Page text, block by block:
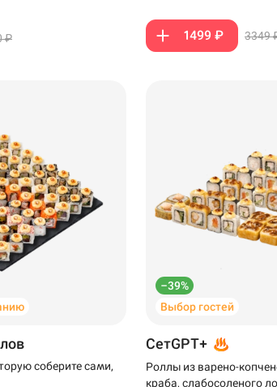
₽ 1499 ₽ 3349
соберите сами,
–39%
Выбор гостей
СетGPT+
Роллы из варено-
краба, слабосоленого